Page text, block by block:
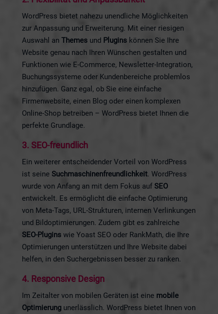
WordPress bietet nahezu unendliche Möglichkeiten
zur Anpassung und Erweiterung. Mit einer riesigen
Auswahl an Themesund Pluginskönnen Sie Ihre
Website genau nach Ihren Wünschen gestalten und
Funktionen wie E-Commerce, Newsletter-Integration,
Buchungssysteme oder Kundenbereiche problemlos
hinzufügen. Ganz egal, ob Sie eine einfache
Firmenwebsite, einen Blog oder einen komplexen
Online-Shop betreiben – WordPress bietet Ihnen die
perfekte Grundlage.
3. SEO-freundlich
Ein weiterer entscheidender Vorteil von WordPress
ist seine Suchmaschinenfreundlichkeit. WordPress
wurde von Anfang an mit dem Fokus auf SEO
entwickelt. Es ermöglicht die einfache Optimierung
von Meta-Tags, URL-Strukturen, internen Verlinkungen
und Bildoptimierungen. Zudem gibt es zahlreiche
SEO-Pluginswie Yoast SEO oder RankMath, die Ihre
Optimierungen unterstützen und Ihre Website dabei
helfen, in den Suchergebnissen besser zu ranken.
4. Responsive Design
Im Zeitalter von mobilen Geräten ist eine mobile
Optimierungunerlässlich. WordPress bietet Ihnen von